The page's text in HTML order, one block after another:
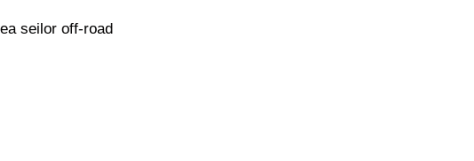
seilor off-road